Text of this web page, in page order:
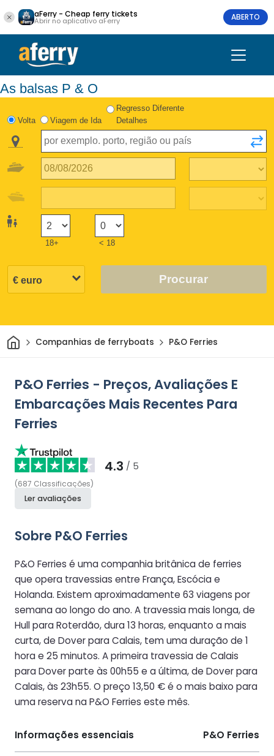
aFerry - Cheap ferry tickets
Abrir no aplicativo aFerry ABERTO
As balsas P & O
Volta Viagem de Ida
Regresso Diferente
Detalhes
18+ < 18
Procurar
CasaCompanhias de ferryboats P&O Ferries
P&O Ferries - Preços, Avaliações E
Embarcações Mais Recentes Para
Ferries
4.3 / 5
(687 Classificações)
Ler avaliações
Sobre P&O Ferries
P&O Ferries é uma companhia britânica de ferries
que opera travessias entre França, Escócia e
Holanda. Existem aproximadamente 63 viagens por
semana ao longo do ano. A travessia mais longa, de
Hull para Roterdão, dura 13 horas, enquanto a mais
curta, de Dover para Calais, tem uma duração de 1
hora e 25 minutos. A primeira travessia de Calais
para Dover parte às 00h55 e a última, de Dover para
Calais, às 23h55. O preço 13,50 € é o mais baixo para
uma reserva na P&O Ferries este mês.
Informações essenciais P&O Ferries